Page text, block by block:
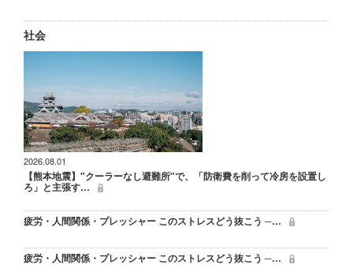
社会
2026.08.01
【熊本地震】"クーラーなし避難所"で、「防衛費を削って冷房を設置し
ろ」と主張す…
疲労・人間関係・プレッシャー このストレスどう抜こう ─…
疲労・人間関係・プレッシャー このストレスどう抜こう ─…